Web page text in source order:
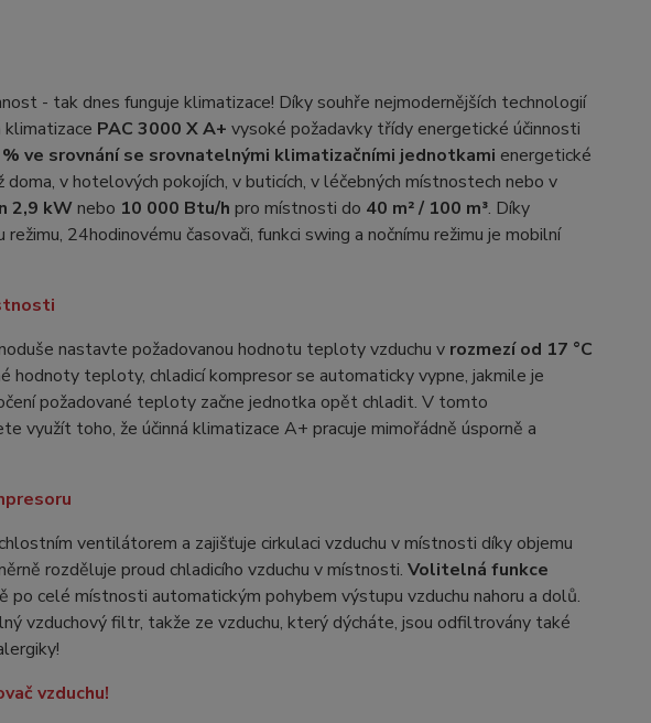
- tak dnes funguje klimatizace! Díky souhře nejmodernějších technologií
PAC 3000 X A+ vysoké požadavky třídy energetické účinnosti
ve srovnání se srovnatelnými klimatizačními jednotkami energetické
v hotelových pokojích, v buticích, v léčebných místnostech nebo v
2,9 kWnebo 10 000 Btu/h pro místnosti do 40 m² / 100 m³. Díky
24hodinovému časovači, funkci swing a nočnímu režimu je mobilní
nastavte požadovanou hodnotu teploty vzduchu v rozmezí od 17 °C
hodnoty teploty, chladicí kompresor se automaticky vypne, jakmile je
požadované teploty začne jednotka opět chladit. V tomto
využít toho, že účinná klimatizace A+ pracuje mimořádně úsporně a
ventilátorem a zajišťuje cirkulaci vzduchu v místnosti díky objemu
rozděluje proud chladicího vzduchu v místnosti. Volitelná funkce
po celé místnosti automatickým pohybem výstupu vzduchu nahoru a dolů.
vzduchový filtr, takže ze vzduchu, který dýcháte, jsou odfiltrovány také
vzduchu!